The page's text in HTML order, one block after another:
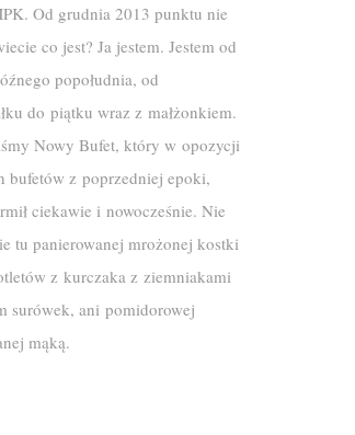
Od grudnia 2013 punktu nie
co jest? Ja jestem. Jestem od
popołudnia, od
do piątku wraz z małżonkiem.
Nowy Bufet, który w opozycji
bufetów z poprzedniej epoki,
ciekawie i nowocześnie. Nie
tu panierowanej mrożonej kostki
z kurczaka z ziemniakami
surówek, ani pomidorowej
mąką.